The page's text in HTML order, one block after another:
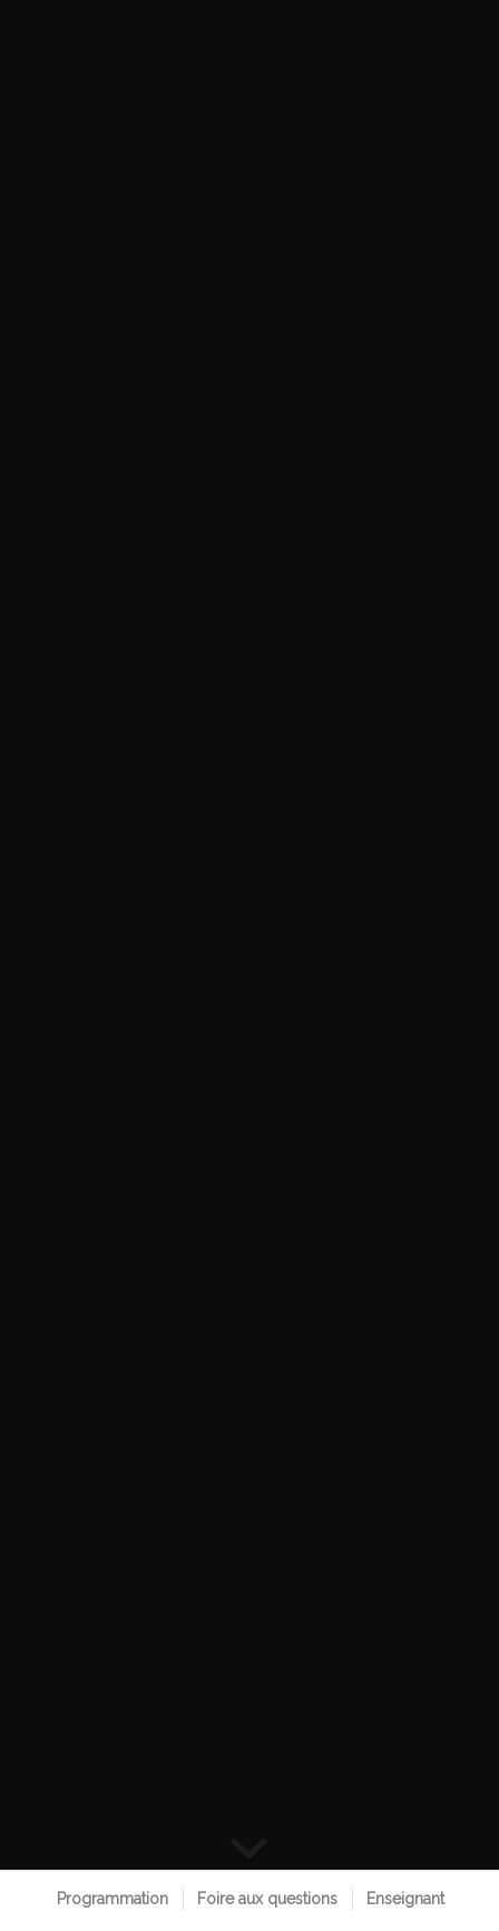
Programmation Foire aux questions Enseignant